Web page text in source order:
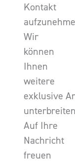
Kontakt
Wir
können
Ihnen
weitere
exklusive
Auf Ihre
Nachricht
freuen